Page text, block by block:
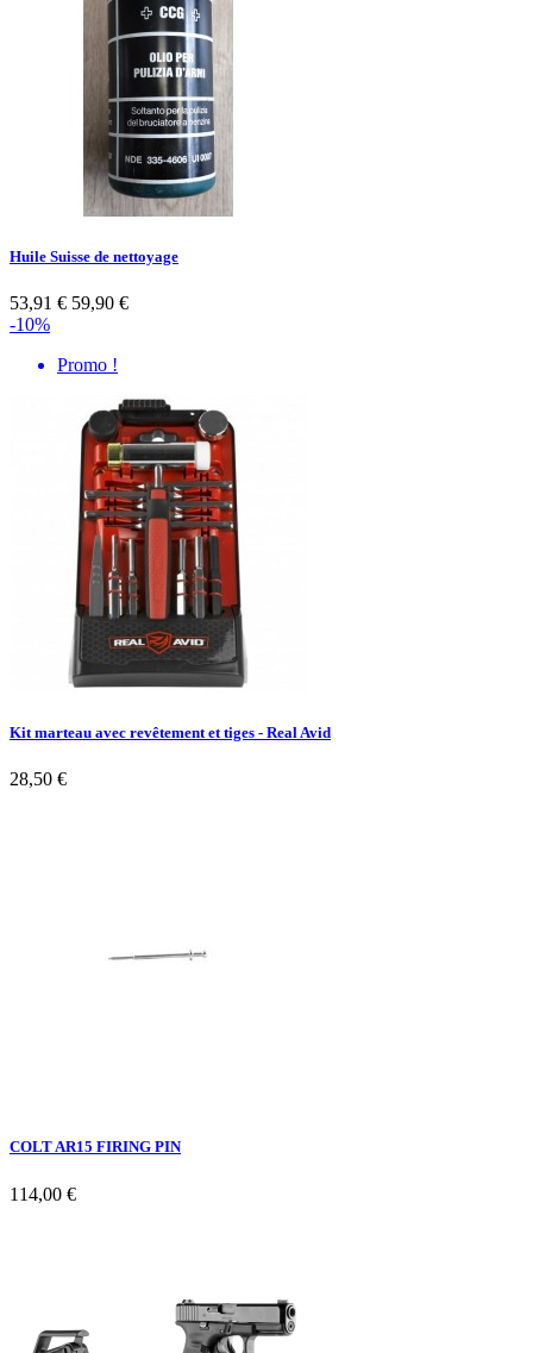
Huile Suisse de nettoyage
53,91 € 59,90 €
-10%
Promo !
Kit marteau avec revêtement et tiges - Real Avid
28,50 €
COLT AR15 FIRING PIN
114,00 €